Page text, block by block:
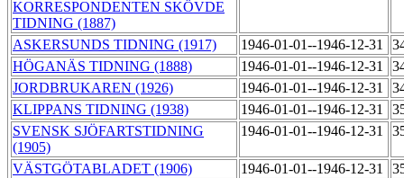
KORRESPONDENTEN SKÖVDE
TIDNING (1887)
ASKERSUNDS TIDNING (1917) 1946-01-01--1946-12-31
HÖGANÄS TIDNING (1888)
1946-01-01--1946-12-31
JORDBRUKAREN (1926)
1946-01-01--1946-12-31
KLIPPANS TIDNING (1938)
1946-01-01--1946-12-31
SVENSK SJÖFARTSTIDNING
(1905)
1946-01-01--1946-12-31
VÄSTGÖTABLADET (1906) 1946-01-01--1946-12-31